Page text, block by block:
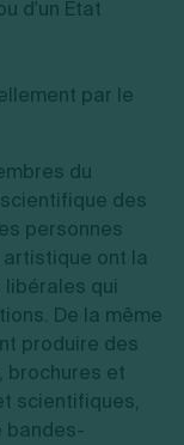
d'un Etat
par le
du
des
personnes
ont la
qui
De la même
produire des
brochures et
scientifiques,
bandes-